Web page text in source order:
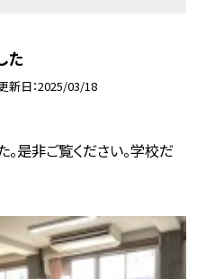
た
新日 2025/03/18
是非ご覧ください。学校だ